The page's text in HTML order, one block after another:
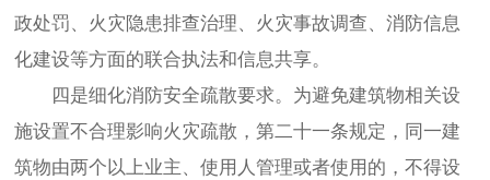
政处罚、火灾隐患排查治理、火灾事故调查、消防信息
化建设等方面的联合执法和信息共享。
四是细化消防安全疏散要求。为避免建筑物相关设
施设置不合理影响火灾疏散，第二十一条规定，同一建
筑物由两个以上业主、使用人管理或者使用的，不得设